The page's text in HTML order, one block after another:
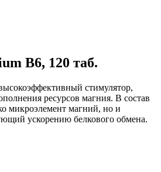
B6, 120 таб.
стимулятор,
ресурсов магния. В состав
микроэлемент магний, но и
ускорению белкового обмена.